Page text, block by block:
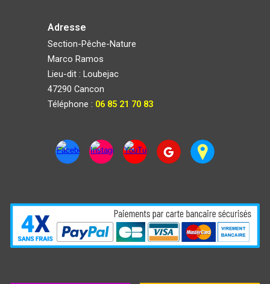
Adresse
Section-Pêche-Nature
Marco Ramos
Lieu-dit : Loubejac
47290 Cancon
Téléphone : 06 85 21 70 83